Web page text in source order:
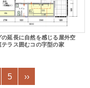
の延長に自然を感じる屋外空
テラス囲むコの字型の家
5 ››